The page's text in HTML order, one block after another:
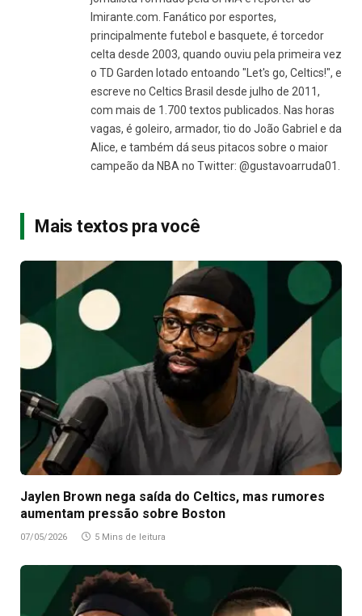
Imirante.com. Fanático por esportes,
principalmente futebol e basquete, é torcedor
celta desde 2003, quando ouviu pela primeira vez
o TD Garden lotado entoando "Let's go, Celtics!", e
escreve no Celtics Brasil desde julho de 2011,
com mais de 1.700 textos publicados. Nas horas
vagas, é goleiro, armador, tio do João Gabriel e da
Alice, e também dá seus pitacos sobre o maior
campeão da NBA no Twitter: @gustavoarruda01.
Mais textos pra você
Jaylen Brown nega saída do Celtics, mas rumores
aumentam pressão sobre Boston
07/05/2026 5 Mins de leitura